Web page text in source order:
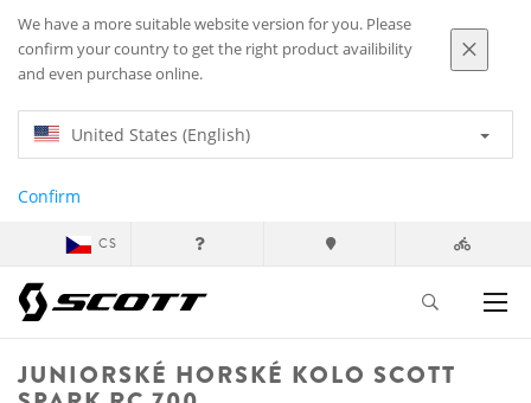
We have a more suitable website version for you. Please
confirm your country to get the right product availibility
and even purchase online.
United States (English)
Confirm
CS
JUNIORSKÉ HORSKÉ KOLO SCOTT